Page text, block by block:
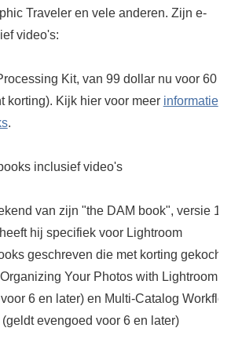
Traveler en vele anderen. Zijn e-
video's:
Kit, van 99 dollar nu voor 60
korting). Kijk hier voor meer informatie
.
inclusief video's
van zijn "the DAM book", versie 1
hij specifiek voor Lightroom
geschreven die met korting gekocht
Your Photos with Lightroom 5
6 en later) en Multi-Catalog
evengoed voor 6 en later)